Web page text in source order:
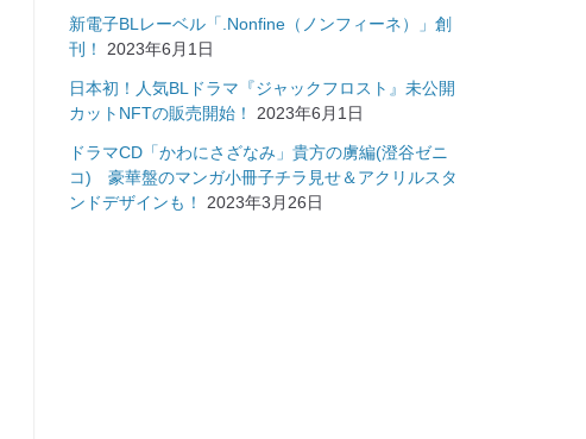
新電子BLレーベル「.Nonfine（ノンフィーネ）」創
刊！
2023年6月1日
日本初！人気BLドラマ『ジャックフロスト』未公開
カットNFTの販売開始！
2023年6月1日
ドラマCD「かわにさざなみ」貴方の虜編(澄谷ゼニ
コ) 豪華盤のマンガ小冊子チラ見せ＆アクリルスタ
ンドデザインも！
2023年3月26日